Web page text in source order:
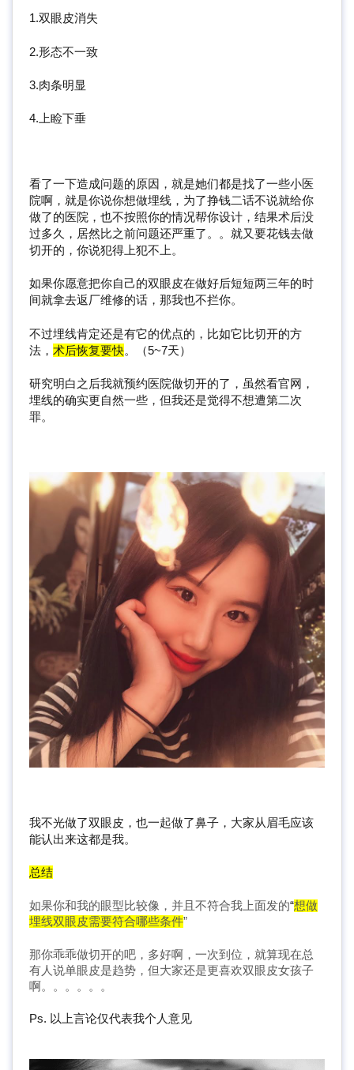
1.双眼皮消失
2.形态不一致
3.肉条明显
4.上睑下垂
看了一下造成问题的原因，就是她们都是找了一些小医
院啊，就是你说你想做埋线，为了挣钱二话不说就给你
做了的医院，也不按照你的情况帮你设计，结果术后没
过多久，居然比之前问题还严重了。。就又要花钱去做
切开的，你说犯得上犯不上。
如果你愿意把你自己的双眼皮在做好后短短两三年的时
间就拿去返厂维修的话，那我也不拦你。
不过埋线肯定还是有它的优点的，比如它比切开的方
法， 术后恢复要快。（5~7天）
研究明白之后我就预约医院做切开的了，虽然看官网，
埋线的确实更自然一些，但我还是觉得不想遭第二次
罪。
我不光做了双眼皮，也一起做了鼻子，大家从眉毛应该
能认出来这都是我。
总结
如果你和我的眼型比较像，并且不符合我上面发的“想做
埋线双眼皮需要符合哪些条件”
那你乖乖做切开的吧，多好啊，一次到位，就算现在总
有人说单眼皮是趋势，但大家还是更喜欢双眼皮女孩子
啊。。。。。。
Ps. 以上言论仅代表我个人意见